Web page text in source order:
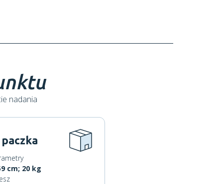
nadania
cm; 20 kg